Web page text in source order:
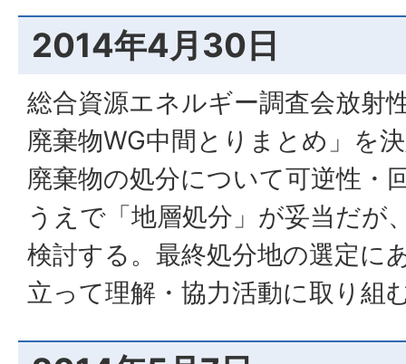
2014年4月30日
総合資源エネルギー調査会放射
廃棄物WG中間とりまとめ」を
廃棄物の処分について可逆性・
うえで「地層処分」が妥当だが
検討する。最終処分地の選定に
立って理解・協力活動に取り組